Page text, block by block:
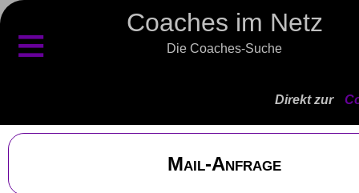
Coaches im Netz
Die Coaches-Suche
≡
Direkt zur
Mail-Anfrage